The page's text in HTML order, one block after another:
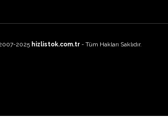
2025 hizlistok.com.tr - Tüm Hakları Saklıdır.